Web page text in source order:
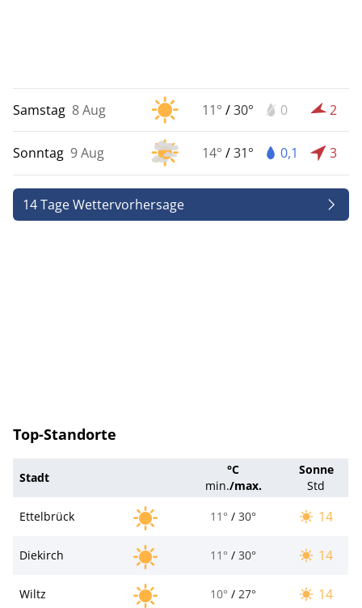
Samstag 8 Aug 11° /30° 0 2
Sonntag 9 Aug 14° /31° 0,1 3
14 Tage Wettervorhersage
Top-Standorte
Stadt
°C
min./max.
Sonne
Std
Ettelbrück
11° / 30° 14
Diekirch 11° / 30° 14
Wiltz 10° / 27° 14